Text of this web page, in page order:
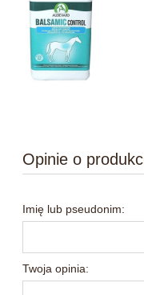
Opinie o
Imię lub pseudonim:
Twoja opinia: